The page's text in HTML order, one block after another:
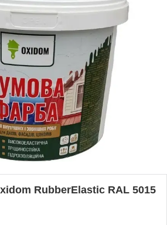
RubberElastic RAL 5015